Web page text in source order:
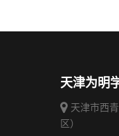
天津为明
天津市西
区）